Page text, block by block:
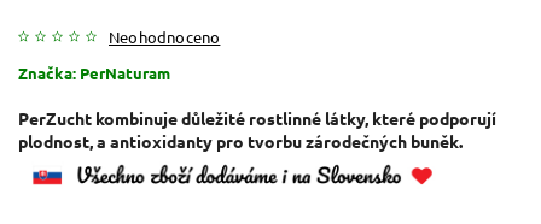
Neohodnoceno
Značka: PerNaturam
PerZucht kombinuje důležité rostlinné látky, které podporují
plodnost, a antioxidanty pro tvorbu zárodečných buněk.